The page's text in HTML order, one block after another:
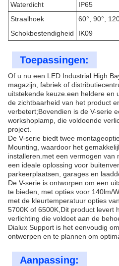
Waterdicht
IP65
Straalhoek
60°, 90°,
Schokbestendigheid
IK09
Toepassingen:
Of u nu een LED Industrial High
magazijn, fabriek of
uitstekende keuze.een heldere en
de zichtbaarheid van het product
verbetert;Bovendien is de V-serie
workshoplamp, die voldoende
project.
De V-serie biedt twee
Mounting, waardoor het
installeren.met een vermogen van
een ideale oplossing voor
parkeerplaatsen, garages en
De V-serie is ontworpen om een
te bieden, met opties voor 140lm/
met de kleurtemperatuur opties
5700K of 6500K,Dit product levert
verlichting die voldoet aan de
Dialux Support is het eenvoudig
ontwerpen en te plannen om
Aanpassing: